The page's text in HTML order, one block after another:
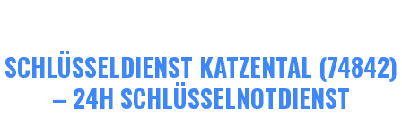
SCHLÜSSELDIENST KATZENTAL (74842)
– 24H SCHLÜSSELNOTDIENST